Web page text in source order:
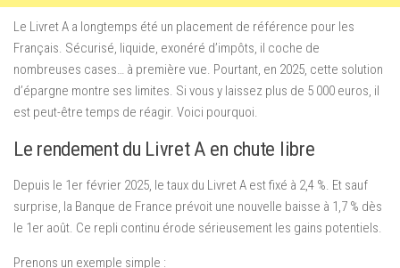
Le Livret A a longtemps été un placement de référence pour les
Français. Sécurisé, liquide, exonéré d’impôts, il coche de
nombreuses cases… à première vue. Pourtant, en 2025, cette solution
d’épargne montre ses limites. Si vous y laissez plus de 5 000 euros, il
est peut-être temps de réagir. Voici pourquoi.
Le rendement du Livret A en chute libre
Depuis le 1er février 2025, le taux du Livret A est fixé à 2,4 %. Et sauf
surprise, la Banque de France prévoit une nouvelle baisse à 1,7 % dès
le 1er août. Ce repli continu érode sérieusement les gains potentiels.
Prenons un exemple simple :